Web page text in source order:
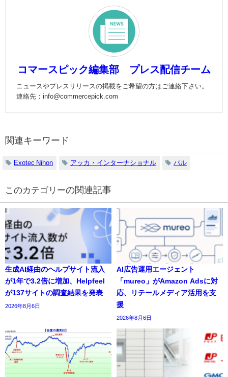
コマースピック編集部 プレス配信チーム
ニュースやプレスリリースの掲載をご希望の方はご連絡下さい。
連絡先：info@commercepick.com
関連キーワード
Exotec Nihon アッカ・インターナショナル パル
の関連記事
生成AI経由のヘルプサイト流入
が1年で3.2倍に増加、Helpfeel
が137サイトの調査結果を発表
2026年8月6日
AI広告運用エージェント
「mureo」がAmazon Adsに対
応、リテールメディア活用を支
援
2026年8月6日